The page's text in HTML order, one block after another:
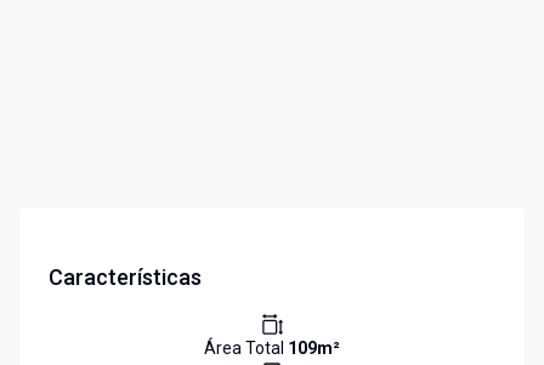
Características
Área Total 109m²